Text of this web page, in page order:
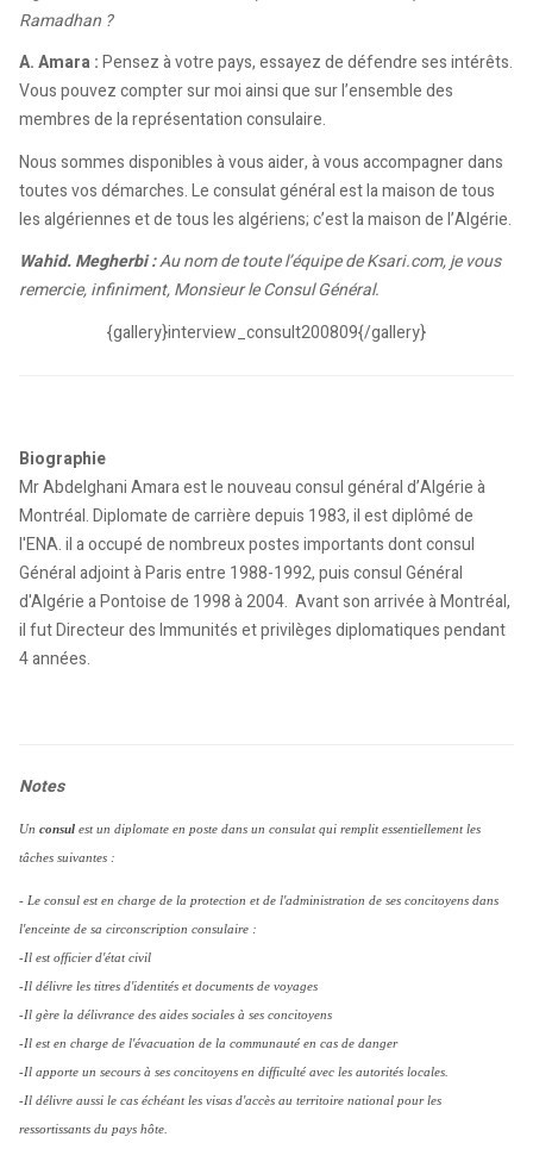
Ramadhan ?
A. Amara :Pensez à votre pays, essayez de défendre ses intérêts.
Vous pouvez compter sur moi ainsi que sur l’ensemble des
membres de la représentation consulaire.
Nous sommes disponibles à vous aider, à vous accompagner dans
toutes vos démarches. Le consulat général est la maison de tous
les algériennes et de tous les algériens; c’est la maison de l’Algérie.
Wahid. Megherbi :Au nom de toute l’équipe de Ksari.com, je vous
remercie, infiniment, Monsieur le Consul Général.
{gallery}interview_consult200809{/gallery}
Biographie
Mr Abdelghani Amara est le nouveau consul général d’Algérie à
Montréal. Diplomate de carrière depuis 1983, il est diplômé de
l'ENA. il a occupé de nombreux postes importants dont consul
Général adjoint à Paris entre 1988-1992, puis consul Général
d'Algérie a Pontoise de 1998 à 2004. Avant son arrivée à Montréal,
il fut Directeur des Immunités et privilèges diplomatiques pendant
4 années.
Notes
Un consul est un diplomate en poste dans un consulat qui remplit essentiellement les
tâches suivantes :
- Le consul est en charge de la protection et de l'administration de ses concitoyens dans
l'enceinte de sa circonscription consulaire :
-Il est officier d'état civil
-Il délivre les titres d'identités et documents de voyages
-Il gère la délivrance des aides sociales à ses concitoyens
-Il est en charge de l'évacuation de la communauté en cas de danger
-Il apporte un secours à ses concitoyens en difficulté avec les autorités locales.
-Il délivre aussi le cas échéant les visas d'accès au territoire national pour les
ressortissants du pays hôte.